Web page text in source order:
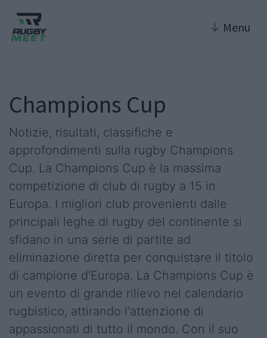
↓ Menu
Champions Cup
Notizie, risultati, classifiche e
approfondimenti sulla rugby Champions
Cup. La Champions Cup è la massima
competizione di club di rugby a 15 in
Europa. I migliori club provenienti dalle
principali leghe di rugby del continente si
sfidano in una serie di partite ad
eliminazione diretta per conquistare il titolo
di campione d'Europa. La Champions Cup è
un evento di grande rilievo nel calendario
rugbistico, attirando l'attenzione di
appassionati di tutto il mondo. Con il suo